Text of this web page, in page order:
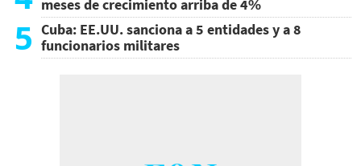
meses de crecimiento arriba de 4%
5 Cuba: EE.UU. sanciona a 5 entidades y a 8
funcionarios militares